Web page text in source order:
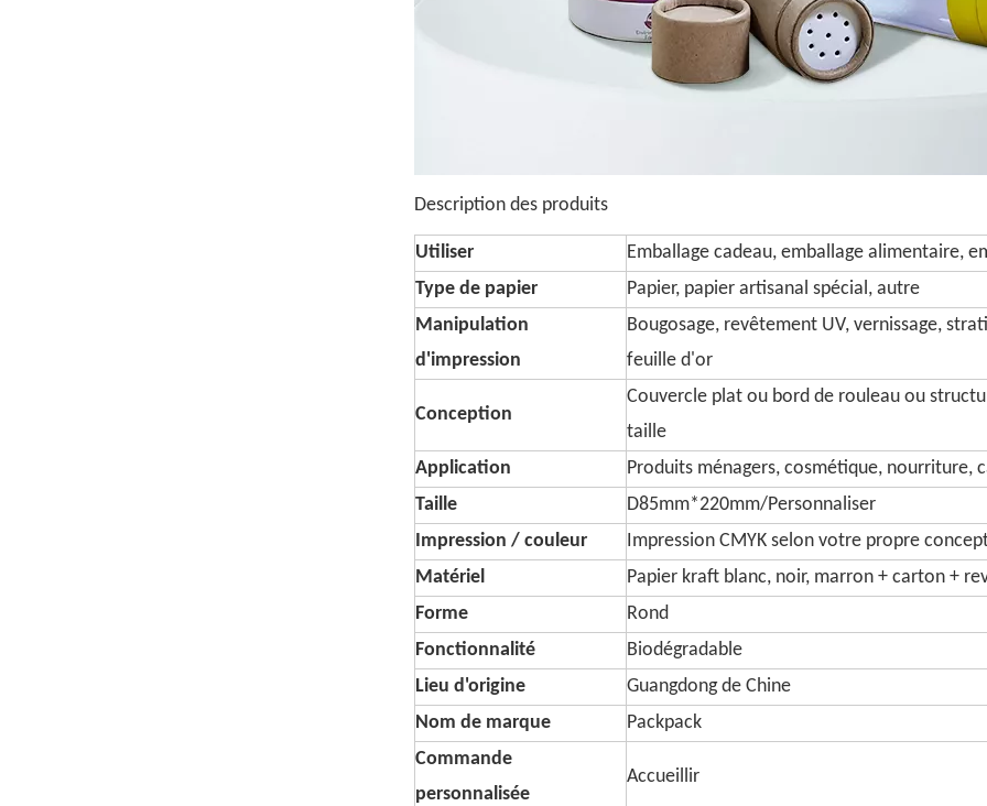
Description des produits
Utiliser
Emballage cadeau, emballage alimentaire,
Type de papier
Papier, papier artisanal spécial, autre
Manipulation
d'impression
Bougosage, revêtement UV, vernissage,
feuille d'or
Conception
Couvercle plat ou bord de rouleau ou
taille
Application
Produits ménagers, cosmétique, nourriture,
Taille
D85mm*220mm/Personnaliser
Impression / couleur
Impression CMYK selon votre propre
Matériel
Papier kraft blanc, noir, marron + carton +
Forme
Rond
Fonctionnalité
Biodégradable
Lieu d'origine
Guangdong de Chine
Nom de marque
Packpack
Commande
personnalisée
Accueillir